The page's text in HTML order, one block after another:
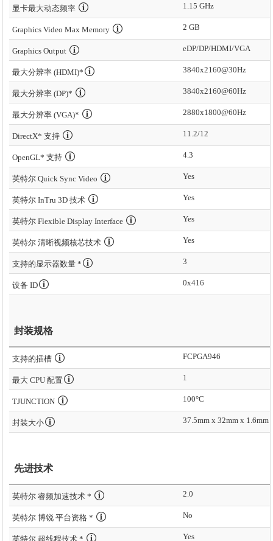
显卡最大动态频率 1.15 GHz
Graphics Video Max Memory 2 GB
Graphics Output eDP/DP/HDMI/VGA
最大分辨率 (HDMI)* 3840x2160@30Hz
最大分辨率 (DP)* 3840x2160@60Hz
最大分辨率 (VGA)* 2880x1800@60Hz
DirectX* 支持 11.2/12
OpenGL* 支持 4.3
英特尔 Quick Sync Video Yes
英特尔 InTru 3D 技术 Yes
英特尔 Flexible Display Interface Yes
英特尔 清晰视频核芯技术 Yes
支持的显示器数量 * 3
设备 ID 0x416
封装规格
支持的插槽 FCPGA946
最大 CPU 配置 1
TJUNCTION 100°C
封装大小 37.5mm x 32mm x 1.6mm
先进技术
英特尔 睿频加速技术 * 2.0
英特尔 博锐 平台资格 * No
英特尔 超线程技术 * Yes